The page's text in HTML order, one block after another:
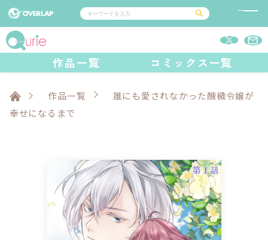
コミック
コミックガルド
コミッククリエ
LiQulle
ライトノベル
文庫
ノベルス
ノベルスf
コミックエッセイ
ポケットモンスター
アニメ
OVERLAP STORE
オーバーラップ広報室
企業
オーバーラップノベルス
オーバーラップノベルスf
作品一覧 コミックス一覧
作品一覧
誰にも愛されなかった醜穢令嬢が
幸せになるまで